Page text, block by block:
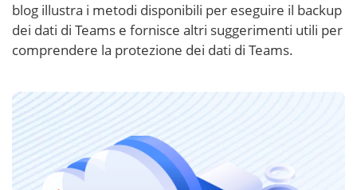
blog illustra i metodi disponibili per eseguire il backup
dei dati di Teams e fornisce altri suggerimenti utili per
comprendere la protezione dei dati di Teams.